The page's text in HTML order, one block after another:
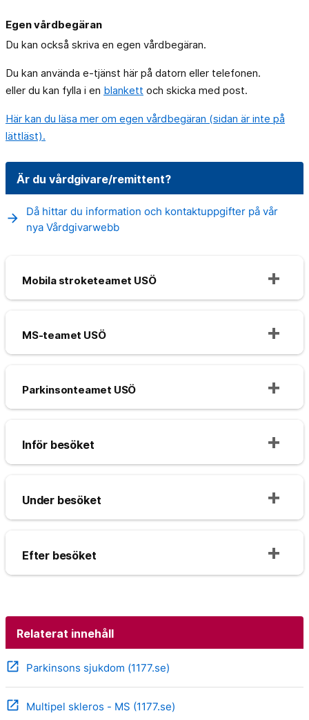
Egen vårdbegäran
Du kan också skriva en egen vårdbegäran.
Du kan använda e-tjänst här på datorn eller telefonen.
eller du kan fylla i en blankett och skicka med post.
Här kan du läsa mer om egen vårdbegäran (sidan är inte på
lättläst).
Är du vårdgivare/remittent?
arrow_forward
Då hittar du information och kontaktuppgifter på vår
nya Vårdgivarwebb
Mobila stroketeamet USÖ
MS-teamet USÖ
Parkinsonteamet USÖ
Inför besöket
Under besöket
Efter besöket
Relaterat innehåll
open_in_new Parkinsons sjukdom (1177.se)
open_in_new Multipel skleros - MS (1177.se)